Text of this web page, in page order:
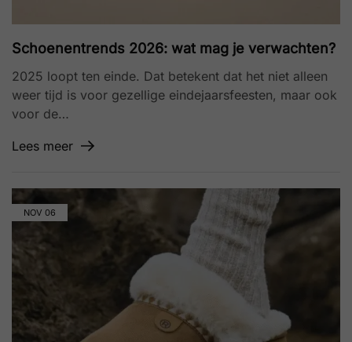
Schoenentrends 2026: wat mag je verwachten?
2025 loopt ten einde. Dat betekent dat het niet alleen
weer tijd is voor gezellige eindejaarsfeesten, maar ook
voor de…
Lees meer
NOV 06